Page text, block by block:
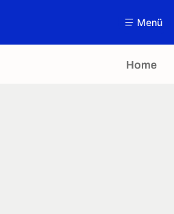
Menü
Home